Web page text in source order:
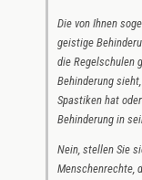
Die von Ihnen
geistige
die Regelschulen
Behinderung
Spastiken hat
Behinderung in
Nein, stellen Sie
Menschenrechte,